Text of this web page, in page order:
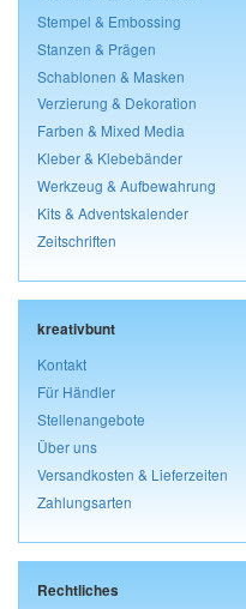
Stempel & Embossing
Stanzen & Prägen
Schablonen & Masken
Verzierung & Dekoration
Farben & Mixed Media
Kleber & Klebebänder
Werkzeug & Aufbewahrung
Kits & Adventskalender
Zeitschriften
kreativbunt
Kontakt
Für Händler
Stellenangebote
Über uns
Versandkosten & Lieferzeiten
Zahlungsarten
Rechtliches